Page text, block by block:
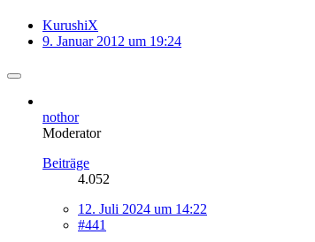
KurushiX
9. Januar 2012 um 19:24
nothor
Moderator
Beiträge
4.052
12. Juli 2024 um 14:22
#441